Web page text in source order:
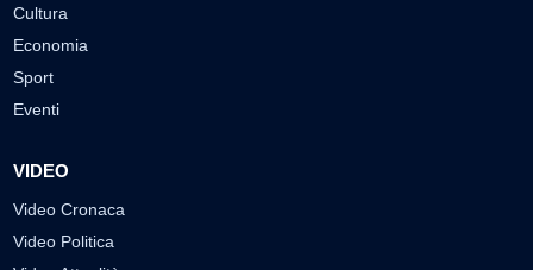
Cultura
Economia
Sport
Eventi
VIDEO
Video Cronaca
Video Politica